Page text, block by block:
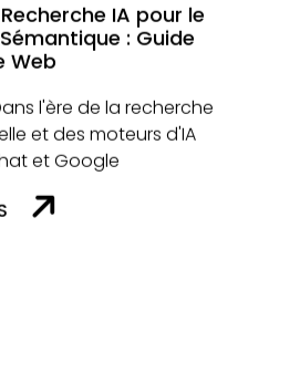
Web
l'ère de la recherche
et Google